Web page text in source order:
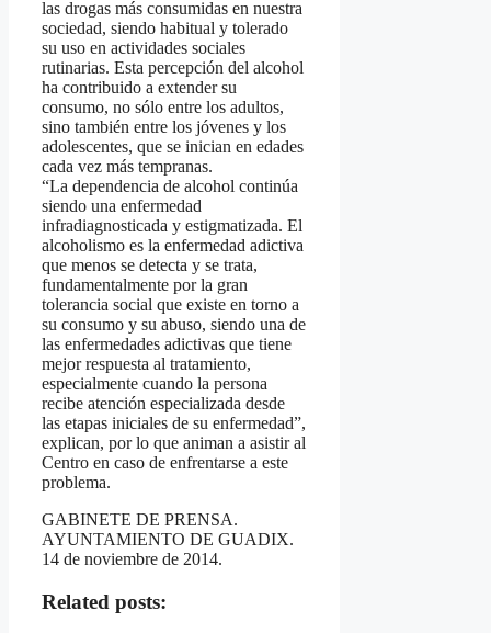
las drogas más consumidas en nuestra
sociedad, siendo habitual y tolerado
su uso en actividades sociales
rutinarias. Esta percepción del alcohol
ha contribuido a extender su
consumo, no sólo entre los adultos,
sino también entre los jóvenes y los
adolescentes, que se inician en edades
cada vez más tempranas.
“La dependencia de alcohol continúa
siendo una enfermedad
infradiagnosticada y estigmatizada. El
alcoholismo es la enfermedad adictiva
que menos se detecta y se trata,
fundamentalmente por la gran
tolerancia social que existe en torno a
su consumo y su abuso, siendo una de
las enfermedades adictivas que tiene
mejor respuesta al tratamiento,
especialmente cuando la persona
recibe atención especializada desde
las etapas iniciales de su enfermedad”,
explican, por lo que animan a asistir al
Centro en caso de enfrentarse a este
problema.
GABINETE DE PRENSA.
AYUNTAMIENTO DE GUADIX.
14 de noviembre de 2014.
Related posts: